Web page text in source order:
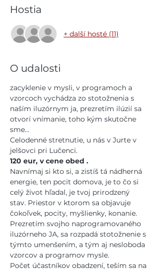
Hostia
+ další hosté (11)
O udalosti
zacyklenie v mysli, v programoch a
vzorcoch vychádza zo stotožnenia s
naším iluzórnym ja, prezretím ilúzií sa
otvorí vnímanie, toho kým skutočne
sme...
Celodenné stretnutie, u nás v Jurte v
jelšovci pri Lučenci.
120 eur, v cene obed .
Navnímaj si kto si, a zistíš tá nádherná
energie, ten pocit domova, je to čo si
celý život hľadal, je tvoj prirodzený
stav. Priestor v ktorom sa objavuje
čokoľvek, pocity, myšlienky, konanie.
Prezretím svojho naprogramovaného
iluzórneho JA, sa rozpadá stotožnenie s
týmto umenšením, a tým aj nesloboda
vzorcov a programov mysle.
Počet účastníkov obadzení, teším sa na